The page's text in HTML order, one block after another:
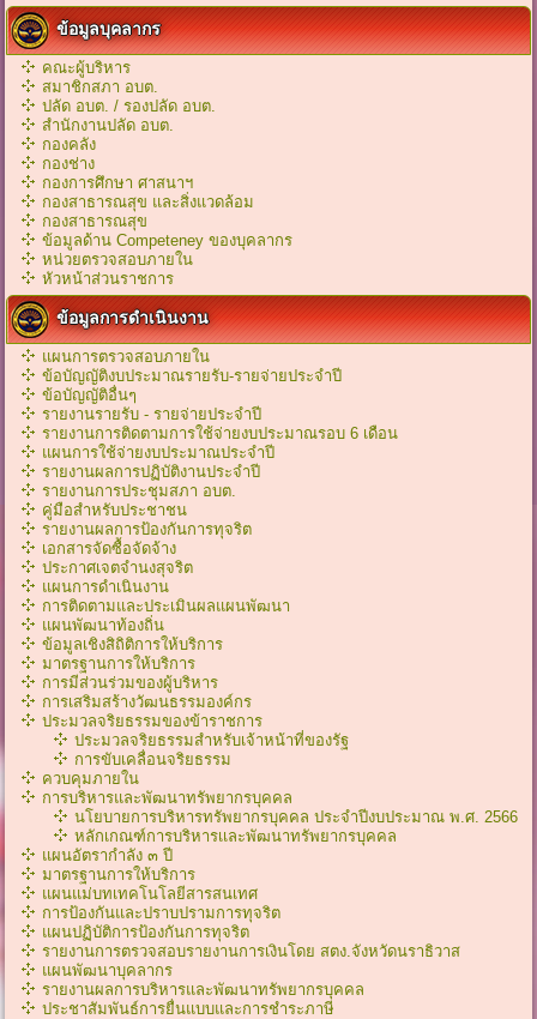
ข้อมูลบุคลากร
คณะผู้บริหาร
สมาชิกสภา อบต.
ปลัด อบต. / รองปลัด อบต.
สำนักงานปลัด อบต.
กองคลัง
กองช่าง
กองการศึกษา ศาสนาฯ
กองสาธารณสุข และสิ่งแวดล้อม
กองสาธารณสุข
ข้อมูลด้าน Competeney ของบุคลากร
หน่วยตรวจสอบภายใน
หัวหน้าส่วนราชการ
ข้อมูลการดำเนินงาน
แผนการตรวจสอบภายใน
ข้อบัญญัติงบประมาณรายรับ-รายจ่ายประจำปี
ข้อบัญญัติอื่นๆ
รายงานรายรับ - รายจ่ายประจำปี
รายงานการติดตามการใช้จ่ายงบประมาณรอบ 6 เดือน
แผนการใช้จ่ายงบประมาณประจำปี
รายงานผลการปฏิบัติงานประจำปี
รายงานการประชุมสภา อบต.
คู่มือสำหรับประชาชน
รายงานผลการป้องกันการทุจริต
เอกสารจัดซื้อจัดจ้าง
ประกาศเจตจำนงสุจริต
แผนการดำเนินงาน
การติดตามและประเมินผลแผนพัฒนา
แผนพัฒนาท้องถิ่น
ข้อมูลเชิงสิถิติการให้บริการ
มาตรฐานการให้บริการ
การมีส่วนร่วมของผู้บริหาร
การเสริมสร้างวัฒนธรรมองค์กร
ประมวลจริยธรรมของข้าราชการ
ประมวลจริยธรรมสำหรับเจ้าหน้าที่ของรัฐ
การขับเคลื่อนจริยธรรม
ควบคุมภายใน
การบริหารและพัฒนาทรัพยากรบุคคล
นโยบายการบริหารทรัพยากรบุคคล ประจำปีงบประมาณ พ.ศ. 2566
หลักเกณฑ์การบริหารเเละพัฒนาทรัพยากรบุคคล
แผนอัตรากำลัง ๓ ปี
มาตรฐานการให้บริการ
แผนแม่บทเทคโนโลยีสารสนเทศ
การป้องกันและปราบปรามการทุจริต
แผนปฏิบัติการป้องกันการทุจริต
รายงานการตรวจสอบรายงานการเงินโดย สตง.จังหวัดนราธิวาส
แผนพัฒนาบุคลากร
รายงานผลการบริหารและพัฒนาทรัพยากรบุคคล
ประชาสัมพันธ์การยื่นแบบและการชำระภาษี